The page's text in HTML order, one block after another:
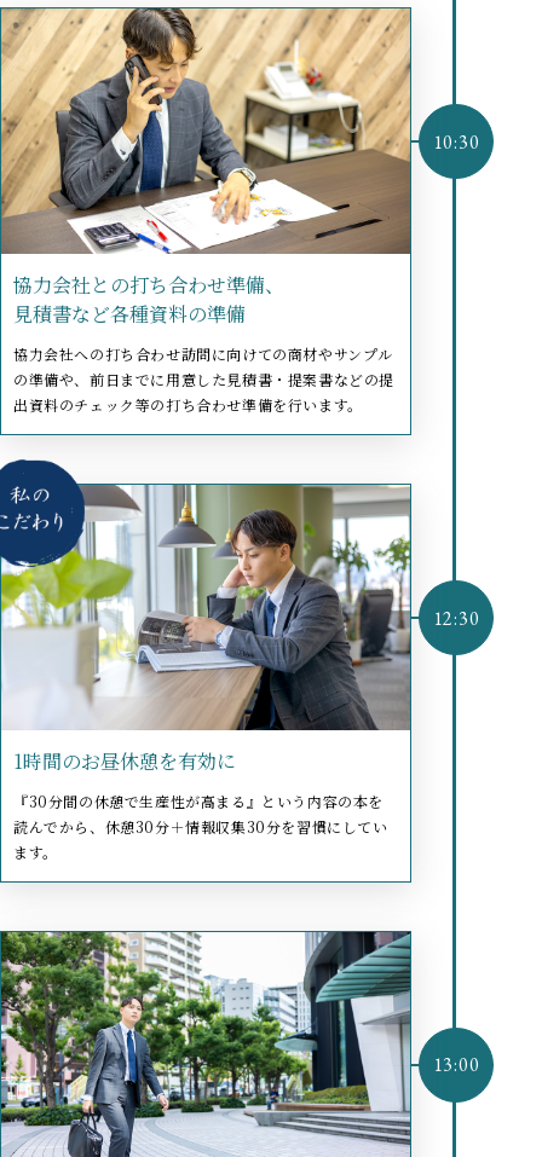
協力会社との打ち合わせ準備、
見積書など各種資料の準備
協力会社への打ち合わせ訪問に向けての商材やサンプル
の準備や、前日までに用意した見積書・提案書などの提
出資料のチェック等の打ち合わせ準備を行います。
1時間のお昼休憩を有効に
『30分間の休憩で生産性が高まる』という内容の本を
読んでから、休憩30分＋情報収集30分を習慣にしてい
ます。